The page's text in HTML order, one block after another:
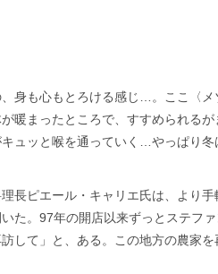
、身も心もとろける感じ…。ここ〈メ
暖まったところで、すすめられるが
ュッと喉を通っていく…やっぱり冬
長ピエール・キャリエ氏は、より手
た。97年の開店以来ずっとステファ
して」と、ある。この地方の農家を